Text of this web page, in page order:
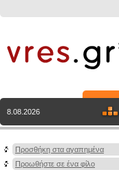
8.08.2026
Προσθήκη στα αγαπημένα
Προωθήστε σε ένα φίλο